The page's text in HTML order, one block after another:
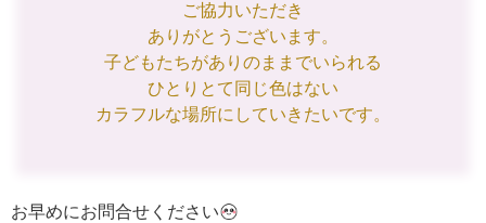
ご協力いただき
ありがとうございます。
子どもたちがありのままでいられる
ひとりとて同じ色はない
カラフルな場所にしていきたいです。
お早めにお問合せください